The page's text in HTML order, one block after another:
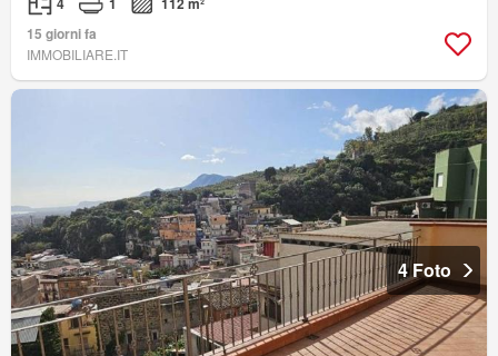
15 giorni fa
IMMOBILIARE.IT
4 Foto